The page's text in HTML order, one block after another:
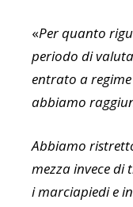
«Per quanto
periodo di
entrato a
abbiamo
Abbiamo
mezza invece
i marciapiedi e